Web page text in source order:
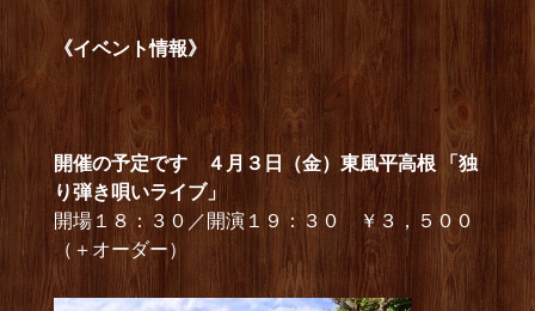
《イベント情報》
開催の予定です ４月３日（金）東風平高根 「独
り弾き唄いライブ」
開場１８：３０／開演１９：３０ ￥３，５００
（＋オーダー）